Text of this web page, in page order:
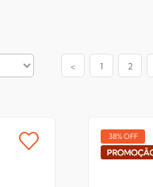
< 1 2
38% OFF